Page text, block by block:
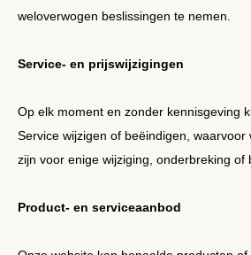
weloverwogen beslissingen te nemen.
Service- en prijswijzigingen
Op elk moment en zonder kennisgeving
Service wijzigen of beëindigen, waarvoor
zijn voor enige wijziging, onderbreking of
Product- en serviceaanbod